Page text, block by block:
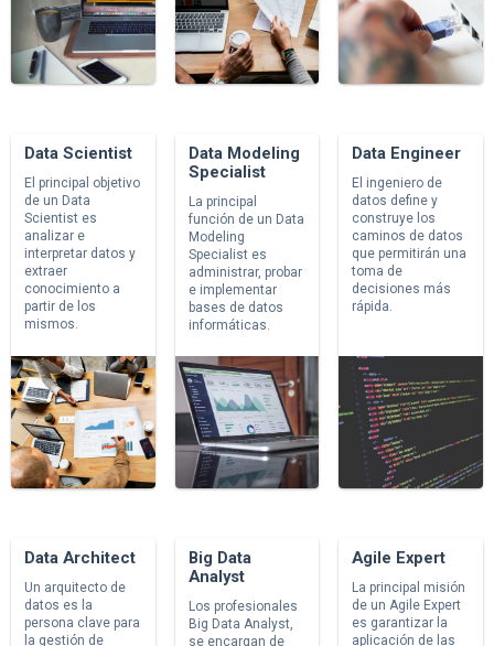
Data Scientist
El principal objetivo
de un Data
Scientist es
analizar e
interpretar datos y
extraer
conocimiento a
partir de los
mismos.
Data Modeling
Specialist
La principal
función de un Data
Modeling
Specialist es
administrar, probar
e implementar
bases de datos
informáticas.
Data Engineer
El ingeniero de
datos define y
construye los
caminos de datos
que permitirán una
toma de
decisiones más
rápida.
Data Architect
Un arquitecto de
datos es la
persona clave para
la gestión de
Big Data
Analyst
Los profesionales
Big Data Analyst,
se encargan de
Agile Expert
La principal misión
de un Agile Expert
es garantizar la
aplicación de las